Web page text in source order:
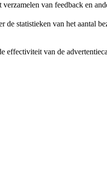
van feedback en
statistieken van het aantal
effectiviteit van de